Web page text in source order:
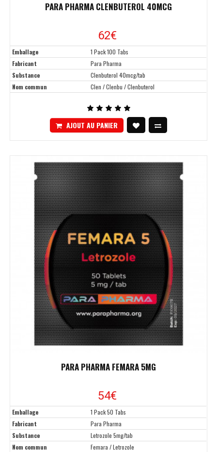
PARA PHARMA CLENBUTEROL 40MCG
62€
Emballage
1 Pack 100 Tabs
Fabricant
Para Pharma
Substance
Clenbuterol 40mcg/tab
Nom commun
Clen / Clenbu / Clenbuterol
AJOUT AU PANIER
PARA PHARMA FEMARA 5MG
54€
Emballage
1 Pack 50 Tabs
Fabricant
Para Pharma
Substance
Letrozole 5mg/tab
Nom commun
Femara / Letrozole